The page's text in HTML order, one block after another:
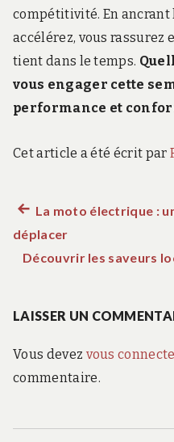
compétitivité. En ancrant
accélérez, vous rassurez
tient dans le temps.
vous engager cette
performance et
Cet article a été écrit par
Navigation
de
Article
précédent :
La moto électrique :
déplacer
Découvrir les saveurs
LAISSER UN
Vous devez vous
commentaire.